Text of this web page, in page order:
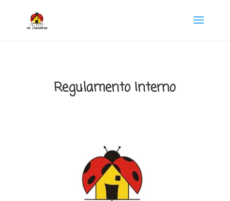
Regulamento Interno